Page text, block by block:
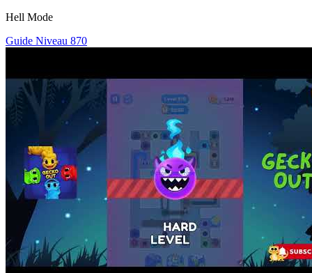
Hell Mode
Guide Niveau 870